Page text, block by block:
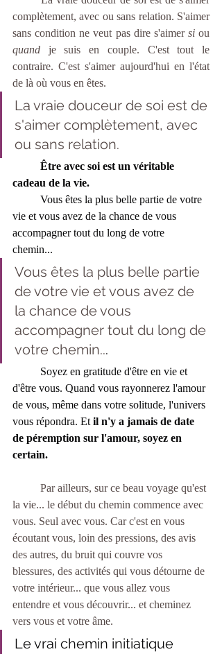
complètement, avec ou sans relation. S'aimer
sans condition ne veut pas dire s'aimer si
quand je suis en couple. C'est tout le
contraire. C'est s'aimer aujourd'hui en l'état
de là où vous en êtes.
La vraie douceur de soi est de
s'aimer complètement, avec
ou sans relation.
Être avec soi est un véritable
cadeau de la vie.
vie et vous avez de la chance de vous
accompagner tout du long de votre
chemin...
Vous êtes la plus belle partie
de votre vie et vous avez de
la chance de vous
accompagner tout du long de
votre chemin...
d'être vous. Quand vous rayonnerez l'amour
de vous, même dans votre solitude, l'univers
vous répondra. Et il n'y a jamais de date
de péremption sur l'amour, soyez en
certain.
la vie... le début du chemin commence avec
vous. Seul avec vous. Car c'est en vous
écoutant vous, loin des pressions, des avis
des autres, du bruit qui couvre vos
blessures, des activités qui vous détourne de
votre intérieur... que vous allez vous
entendre et vous découvrir... et cheminez
vers vous et votre âme.
Le vrai chemin initiatique